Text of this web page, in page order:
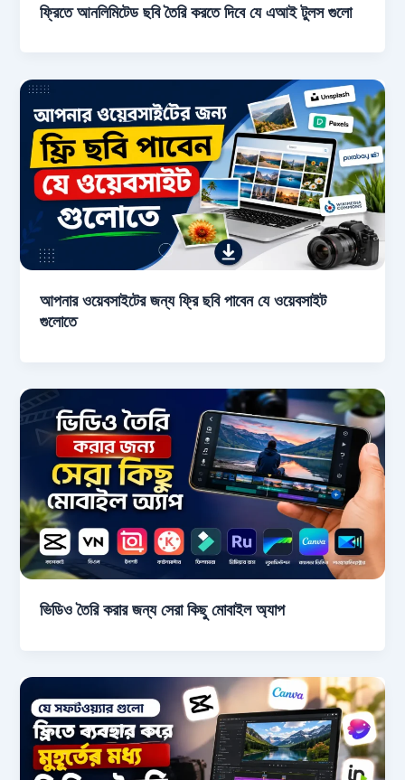
ফ্রিতে আনলিমিটেড ছবি তৈরি করতে দিবে যে এআই টুলস গুলো
আপনার ওয়েবসাইটের জন্য ফ্রি ছবি পাবেন যে ওয়েবসাইট
গুলোতে
ভিডিও তৈরি করার জন্য সেরা কিছু মোবাইল অ্যাপ